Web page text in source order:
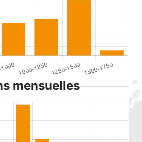
mensuelles